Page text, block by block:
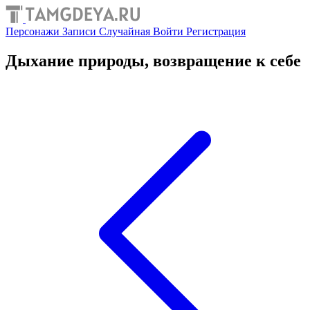
Персонажи Записи Случайная Войти Регистрация
Дыхание природы, возвращение к себе